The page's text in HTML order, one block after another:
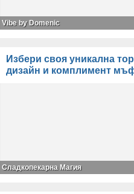
Vibe by Domenic
Избери своя уникална
дизайн и комплимент
Сладкопекарна Магия